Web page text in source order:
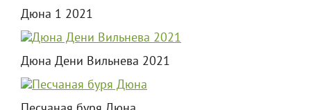
Дюна 1 2021
Дюна Дени Вильнева 2021